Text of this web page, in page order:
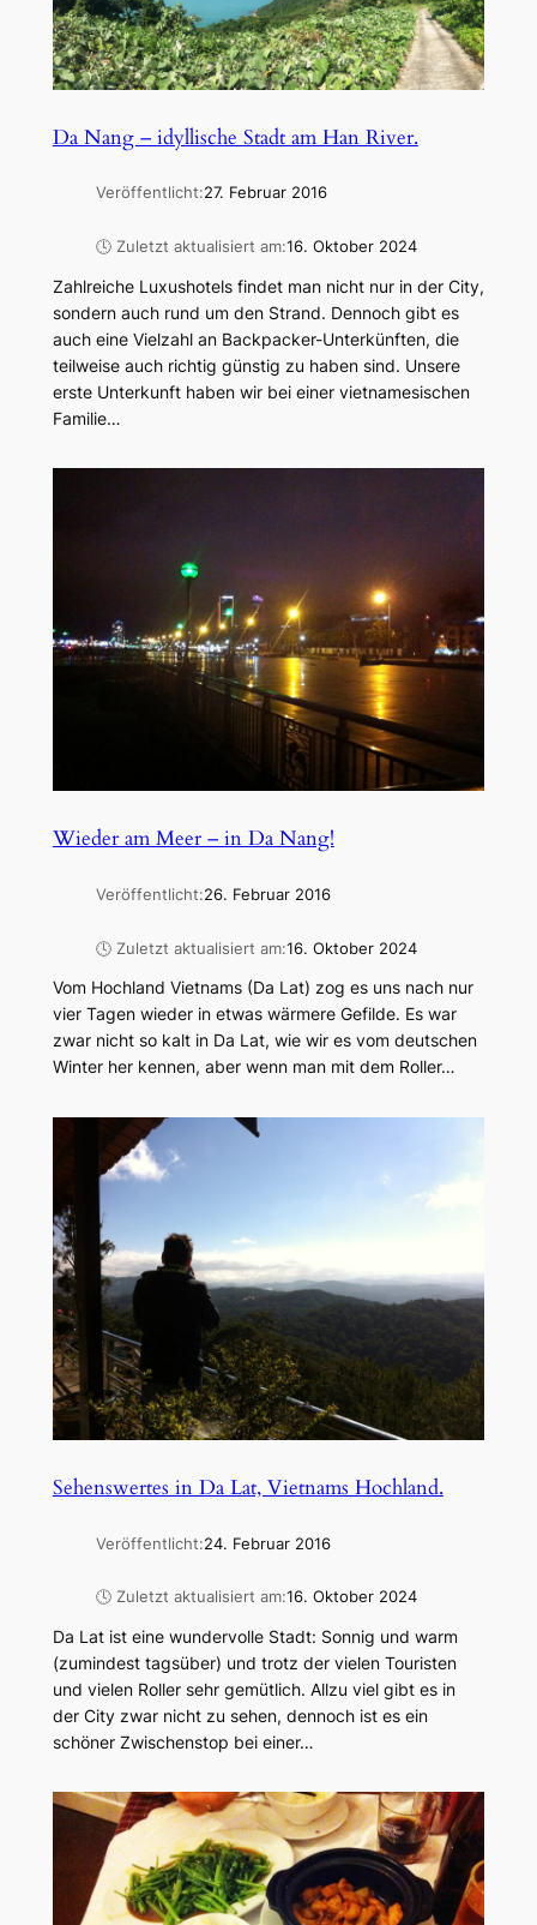
Da Nang – idyllische Stadt am Han River.
Veröffentlicht:27. Februar 2016
🕓 Zuletzt aktualisiert am:16. Oktober 2024
Zahlreiche Luxushotels findet man nicht nur in der City,
sondern auch rund um den Strand. Dennoch gibt es
auch eine Vielzahl an Backpacker-Unterkünften, die
teilweise auch richtig günstig zu haben sind. Unsere
erste Unterkunft haben wir bei einer vietnamesischen
Familie…
Wieder am Meer – in Da Nang!
Veröffentlicht:26. Februar 2016
🕓 Zuletzt aktualisiert am:16. Oktober 2024
Vom Hochland Vietnams (Da Lat) zog es uns nach nur
vier Tagen wieder in etwas wärmere Gefilde. Es war
zwar nicht so kalt in Da Lat, wie wir es vom deutschen
Winter her kennen, aber wenn man mit dem Roller…
Sehenswertes in Da Lat, Vietnams Hochland.
Veröffentlicht:24. Februar 2016
🕓 Zuletzt aktualisiert am:16. Oktober 2024
Da Lat ist eine wundervolle Stadt: Sonnig und warm
(zumindest tagsüber) und trotz der vielen Touristen
und vielen Roller sehr gemütlich. Allzu viel gibt es in
der City zwar nicht zu sehen, dennoch ist es ein
schöner Zwischenstop bei einer…